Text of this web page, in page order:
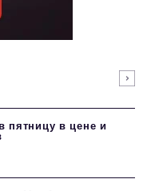
пятницу в цене и